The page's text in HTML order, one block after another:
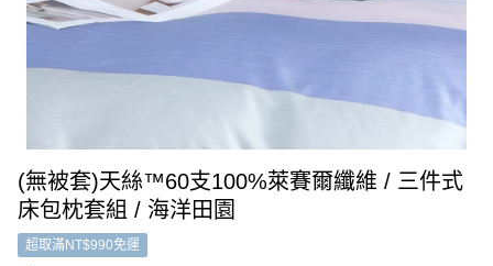
(無被套)天絲™60支100%萊賽爾纖維 / 三件式
床包枕套組 / 海洋田園
超取滿NT$990免運